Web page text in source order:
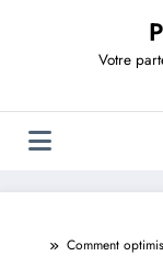
Votre
Comment